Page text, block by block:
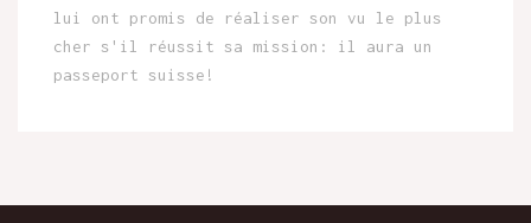
lui ont promis de réaliser son vu le plus
cher s'il réussit sa mission: il aura un
passeport suisse!